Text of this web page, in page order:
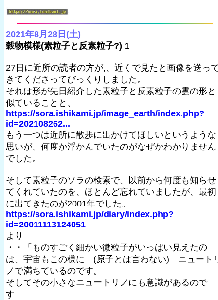
2021年8月28日(土)
穀物模様(素粒子と反素粒子?) 1
27日に近所の読者の方が,、近くで見たと画像を送っ
きてくださってびっくりしました。
それは形が先日紹介した素粒子と反素粒子の雲の形と
似ていることと、
https://sora.ishikami.jp/image_earth/index.php?
id=202108262...
もう一つは近所に散歩に出かけてほしいというような
思いが、何度か浮かんでいたのがなぜかわかりません
でした。
そして素粒子のソラの検索で、以前から何度も知らせ
てくれていたのを、ほとんど忘れていましたが、最初
に出てきたのが2001年でした。
https://sora.ishikami.jp/diary/index.php?
id=20011113124051
より
・・「ものすごく細かい微粒子がいっぱい見えたの
は、宇宙もこの様に (原子とは言わない) ニュート
ノで満ちているのです。
そしてその小さなニュートリノにも意識があるので
す」